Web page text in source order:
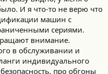
4. ноября 2023 г я доложил о
появления
механизме и с колёсами
проточил родные диски и
73 тыс. км. Новые
1 тыс. км (это было
Коллеги
летом появятся
И я что-то не верю что
машин с
сериями.
внимание.
в обслуживании и
индивидуального
про обгоны